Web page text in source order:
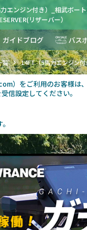
エンジン付き）_相武ボー
リザーバー）
ガイドブログ バス
覧 14FT（5馬力エンジン付
）をご利用のお客様は、
信設定してください。